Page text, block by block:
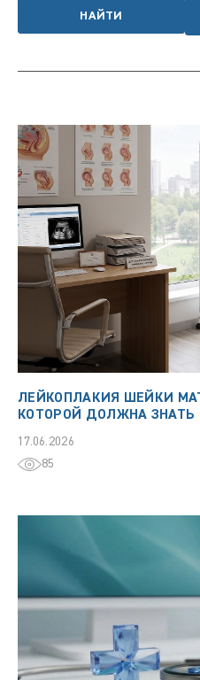
НАЙТИ
ЛЕЙКОПЛАКИЯ ШЕЙКИ
КОТОРОЙ ДОЛЖНА
17.06.2026
85